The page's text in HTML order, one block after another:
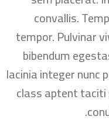
convallis.
tempor. Pulvinar
bibendum
lacinia integer nunc
class aptent